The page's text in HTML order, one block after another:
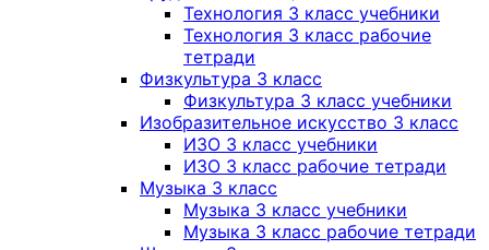
Технология 3 класс учебники
Технология 3 класс рабочие
тетради
Физкультура 3 класс
Физкультура 3 класс учебники
Изобразительное искусство 3 класс
ИЗО 3 класс учебники
ИЗО 3 класс рабочие тетради
Музыка 3 класс
Музыка 3 класс учебники
Музыка 3 класс рабочие тетради